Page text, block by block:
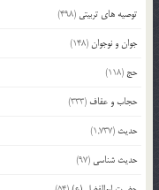
توصیه های تربیتی (498)
جوان و نوجوان(148)
حج (118)
حجاب و عفاف (333)
حدیث (1,737)
حدیث شناسی (97)